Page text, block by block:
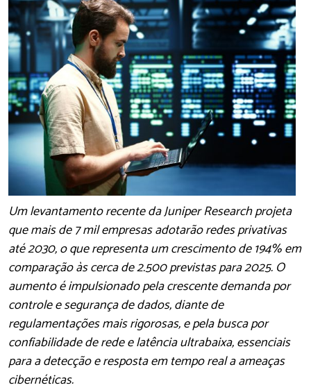
Um levantamento recente da Juniper Research projeta
que mais de 7 mil empresas adotarão redes privativas
até 2030, o que representa um crescimento de 194% em
comparação às cerca de 2.500 previstas para 2025. O
aumento é impulsionado pela crescente demanda por
controle e segurança de dados, diante de
regulamentações mais rigorosas, e pela busca por
confiabilidade de rede e latência ultrabaixa, essenciais
para a detecção e resposta em tempo real a ameaças
cibernéticas.